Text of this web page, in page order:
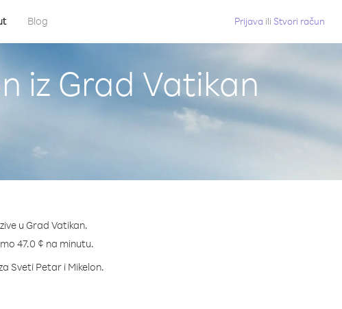
Blog Prijava ili Stvori račun
iz Grad Vatikan
u Grad Vatikan.
47.0 ¢ na minutu.
Sveti Petar i Mikelon.